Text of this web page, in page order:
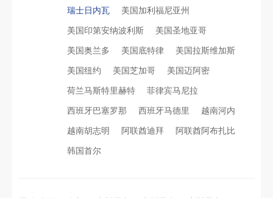
瑞士日内瓦 美国加利福尼亚州
美国印第安纳波利斯 美国圣地亚哥
美国奥兰多 美国底特律 美国拉斯维加斯
美国纽约 美国芝加哥 美国迈阿密
荷兰马斯特里赫特 菲律宾马尼拉
西班牙巴塞罗那 西班牙马德里 越南河内
越南胡志明 阿联酋迪拜 阿联酋阿布扎比
韩国首尔